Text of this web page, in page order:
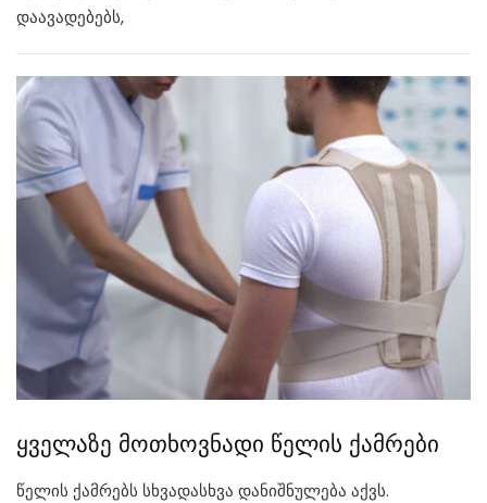
დაავადებებს,
ყველაზე მოთხოვნადი წელის ქამრები
წელის ქამრებს სხვადასხვა დანიშნულება აქვს.